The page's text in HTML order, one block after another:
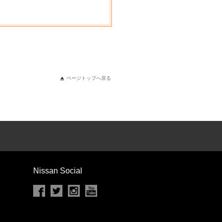
ページトップへ戻る
Nissan Social